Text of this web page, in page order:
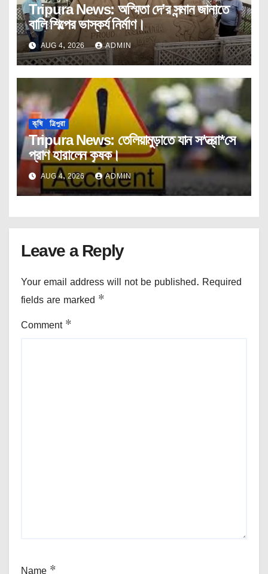
Tripura News: অস্মিতা দে’র সন্মান জানাতে
বালি শিল্পের ভাস্কর্য নির্মাণ।
AUG 4, 2026 ADMIN
কৃষি ত্রিপুরা
Tripura News: তেলিয়ামুড়াতে যান স*ন্ত্রা*সে
প্রাণ হারালেন কৃষক।
AUG 4, 2026 ADMIN
Leave a Reply
Your email address will not be published. Required
fields are marked *
Comment *
Name *